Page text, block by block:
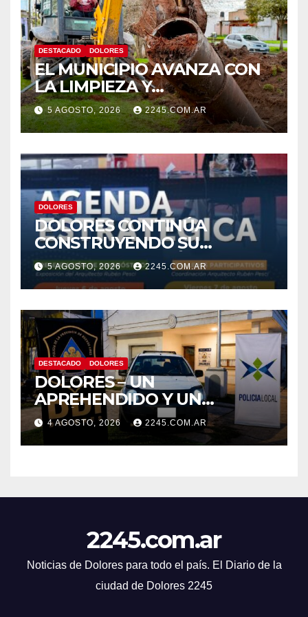
DESTACADO DOLORES
EL MUNICIPIO AVANZA CON
LA LIMPIEZA Y
MANTENIMIENTO DE
DESAGÜES
5 AGOSTO, 2026 2245.COM.AR
DOLORES
DOLORES CONTINÚA
CONSTRUYENDO SU
AGENDA ESTRATÉGICA CON
NUEVAS JORNADAS
PARTICIPATIVAS
5 AGOSTO, 2026 2245.COM.AR
DESTACADO DOLORES
DOLORES – UN
APREHENDIDO Y UN
VEHÍCULO SECUESTRADO
TRAS DISPAROS Y
AMENAZAS
4 AGOSTO, 2026 2245.COM.AR
2245.com.ar
Noticias de Dolores para todo el país. El Diario de la
ciudad de Dolores 2245